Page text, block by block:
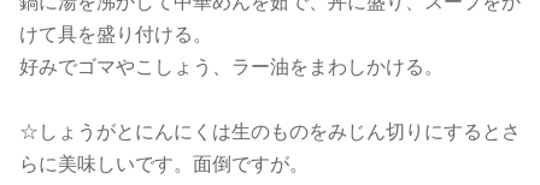
けて具を盛り付ける。
好みでゴマやこしょう、ラー油をまわしかける。
☆しょうがとにんにくは生のものをみじん切りにするとさ
らに美味しいです。面倒ですが。